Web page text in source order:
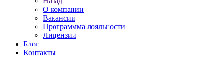
О компании
Вакансии
Программма лояльности
Лицензии
Блог
Контакты